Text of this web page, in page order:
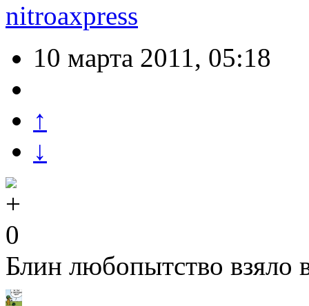
nitroaxpress
10 марта 2011, 05:18
↑
↓
0
Блин любопытство взяло